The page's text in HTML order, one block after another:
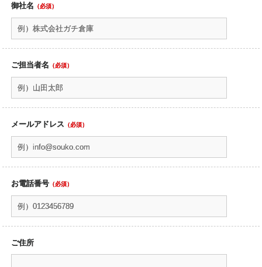
御社名 （必須）
ご担当者名 （必須）
メールアドレス （必須）
お電話番号 （必須）
ご住所